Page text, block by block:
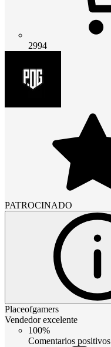
2994
PATROCINADO
Placeofgamers
Vendedor excelente
100%
Comentarios positivos